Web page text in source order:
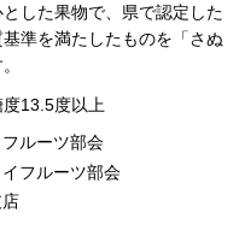
した果物で、県で認定した
準を満たしたものを「さぬ
13.5度以上
ルーツ部会
フルーツ部会